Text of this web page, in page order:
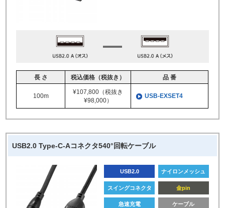
長 さ 税込価格（税抜き） 品 番
100m
¥107,800（税抜き
¥98,000）
USB-EXSET4
USB2.0 Type-C-Aコネクタ540°回転ケーブル
USB2.0 ナイロンメッシュ
スイングコネクタ 金pin
急速充電 ケーブル